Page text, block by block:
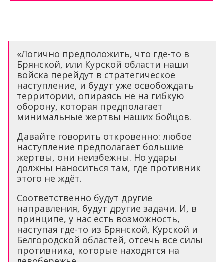
«Логично предположить, что где-то в
Брянской, или Курской области наши
войска перейдут в стратегическое
наступление, и будут уже освобождать
территории, опираясь не на гибкую
оборону, которая предполагает
минимальные жертвы наших бойцов.
Давайте говорить откровенно: любое
наступление предполагает большие
жертвы, они неизбежны. Но удары
должны наноситься там, где противник
этого не ждёт.
Соответственно будут другие
направления, будут другие задачи. И, в
принципе, у нас есть возможность,
наступая где-то из Брянской, Курской и
Белгородской областей, отсечь все силы
противника, которые находятся на